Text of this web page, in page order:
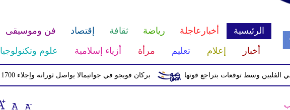
الرئيسية أخبارعاجلة رياضة ثقافة إقتصاد فن وموسيقى
أخبار
إعلام تعليم مرأة أزياء إسلامية علوم وتكنولوجيا
بركان فويجو في جواتيمالا يواصل ثورانه وإجلاء 1700 شخص بسبب الرماد والتدفقات الطينية وسط توقعات بتراجع قوتها